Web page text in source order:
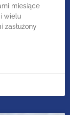
miesiące
wielu
zasłużony